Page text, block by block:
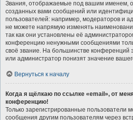
Звания, отображаемые под вашим именем,
созданных вами сообщений или
пользователей: например, модераторов и
не можете напрямую изменять
так как они установлены её
конференцию ненужными сообщениями
своё звание. На большинстве конференций
или администратор понизят значение
Вернуться к началу
Когда я щёлкаю по ссылке «email», от
конференцию!
Только зарегистрированные пользователи
сообщения другим пользователям через